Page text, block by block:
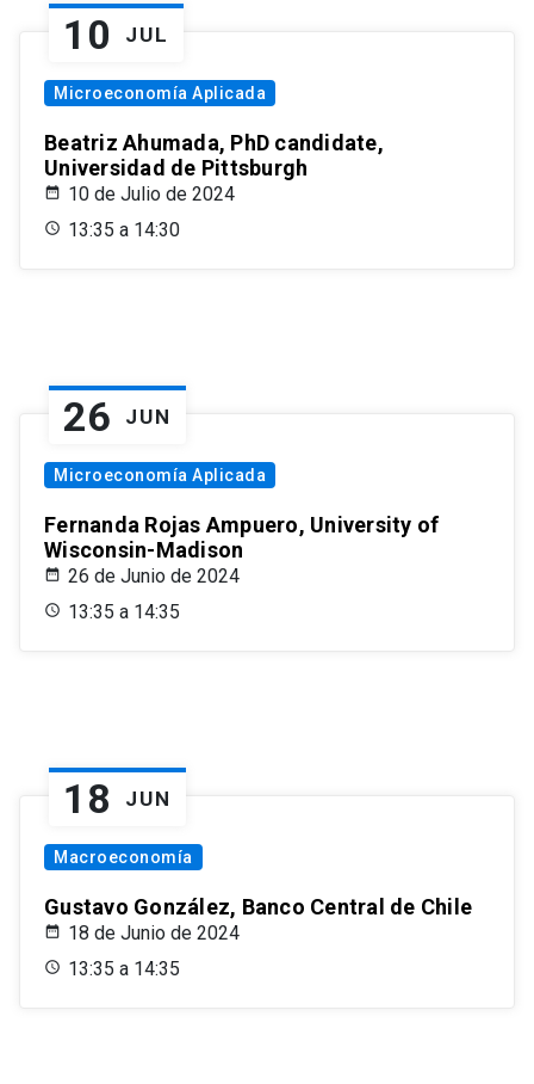
10 JUL
Microeconomía Aplicada
Beatriz Ahumada, PhD candidate,
Universidad de Pittsburgh
10 de Julio de 2024
13:35 a 14:30
26 JUN
Microeconomía Aplicada
Fernanda Rojas Ampuero, University of
Wisconsin-Madison
26 de Junio de 2024
13:35 a 14:35
18 JUN
Macroeconomía
Gustavo González, Banco Central de Chile
18 de Junio de 2024
13:35 a 14:35